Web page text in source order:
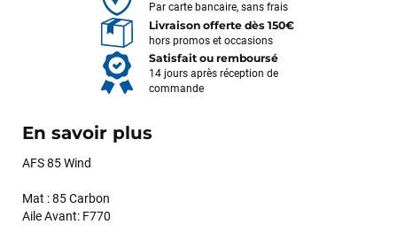
Par carte bancaire, sans frais
Livraison offerte dès 150€
hors promos et occasions
Satisfait ou remboursé
14 jours après réception de
commande
En savoir plus
AFS 85 Wind
Mat : 85 Carbon
Aile Avant: F770